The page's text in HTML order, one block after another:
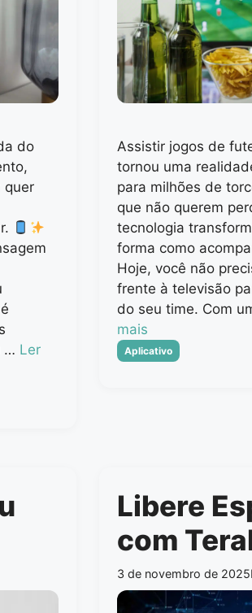
do
quer
… Ler
Assistir jogos de
tornou uma
para milhões de
que não querem
tecnologia
forma como
Hoje, você não
frente à televisão
do seu time. Com
mais
Categorias
Aplicativo
Libere
com
3 de novembro de 2025